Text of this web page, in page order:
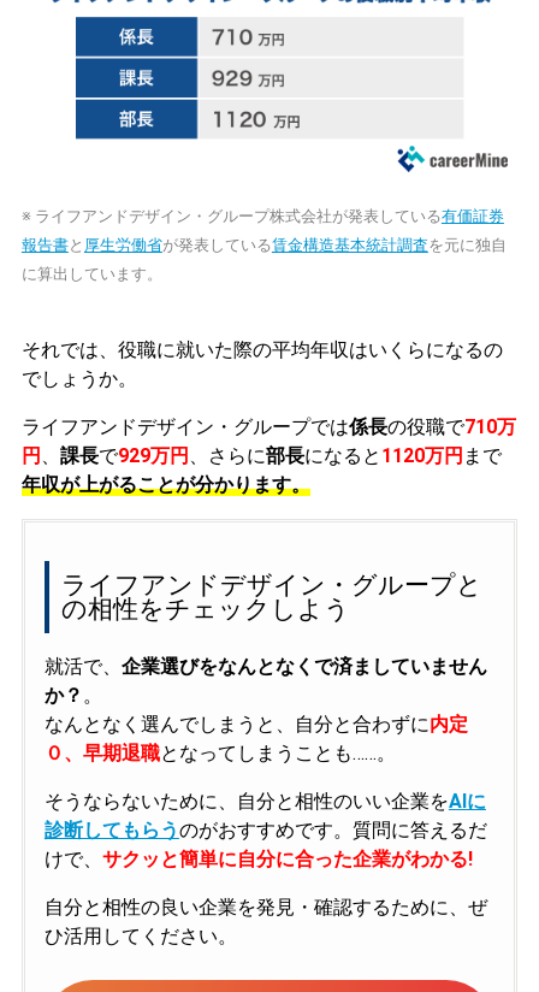
※ ライフアンドデザイン・グループ株式会社が発表している有価証券
報告書と 厚生労働省が発表している賃金構造基本統計調査を元に独自
に算出しています。
それでは、役職に就いた際の平均年収はいくらになるの
でしょうか。
ライフアンドデザイン・グループでは係長の役職で710万
円
課長で929万円 、さらに部長になると 1120万円 まで
年収が上がることが分かります。
ライフアンドデザイン・グループと
の相性をチェックしよう
就活で、 企業選びをなんとなくで済ましていません
か？ 。
なんとなく選んでしまうと、自分と合わずに内定
０、早期退職となってしまうことも……。
そうならないために、自分と相性のいい企業をAIに
診断してもらうのがおすすめです。質問に答えるだ
けで、 サクッと簡単に自分に合った企業がわかる!
自分と相性の良い企業を発見・確認するために、ぜ
ひ活用してください。